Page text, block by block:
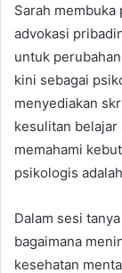
Sarah membuka
advokasi
untuk
kini sebagai
menyediakan
kesulitan belajar
memahami
psikologis
Dalam sesi
bagaimana
kesehatan